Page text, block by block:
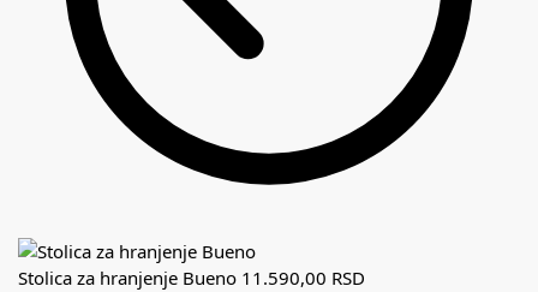
Stolica za hranjenje Bueno 11.590,00 RSD